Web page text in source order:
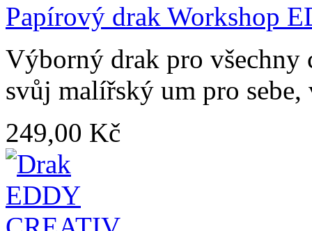
Papírový drak Workshop
Výborný drak pro všechny
svůj malířský um pro
249,00 Kč